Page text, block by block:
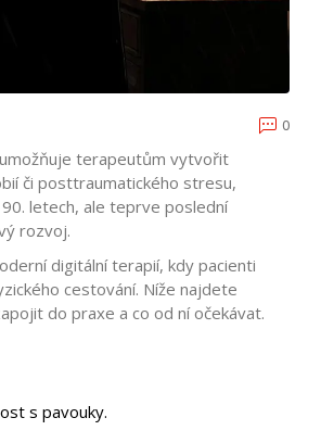
0
terapeutům vytvořit
či posttraumatického stresu,
letech, ale teprve poslední
rozvoj.
digitální terapií, kdy pacienti
cestování. Níže najdete
do praxe a co od ní očekávat.
s pavouky.